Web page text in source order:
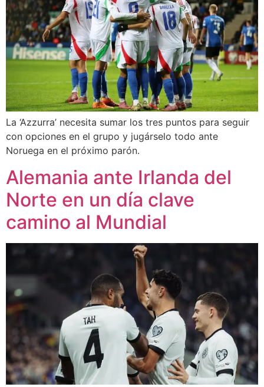
La ‘Azzurra’ necesita sumar los tres puntos para seguir
con opciones en el grupo y jugárselo todo ante
Noruega en el próximo parón.
Alemania ante Irlanda del
Norte en un día clave
camino al Mundial